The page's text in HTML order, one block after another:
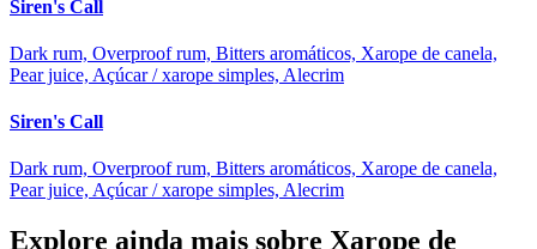
Siren's Call
Dark rum, Overproof rum, Bitters aromáticos, Xarope de canela,
Pear juice, Açúcar / xarope simples, Alecrim
Siren's Call
Dark rum, Overproof rum, Bitters aromáticos, Xarope de canela,
Pear juice, Açúcar / xarope simples, Alecrim
Explore ainda mais sobre Xarope de